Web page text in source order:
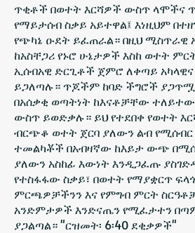
ጥቂቶች በወተት እርሻዎች ውስጥ ላሞችና
የማይታሰብ ስቃይ አይተዋል፤ እነዚህም
የጭካኔ ዑደት ይፈጠራል። በዚህ ሚስጥራዊ
ከአስቸጋሪ የኑሮ ሁኔታዎች እስከ ወተት
ኢሰብአዊ ድርጊቶች ጀምሮ ለቀጣይ
ይጋለጣሉ። ጥጆችም ከባድ ችግሮች
በአሰቃቂ ወጣትነት ከእናቶቻቸው
ውስጥ ይወድቃሉ። ይህ የተደበቀ የወተት
ብርጭቆ ወተት ጀርባ ያለውን ልብ የሚሰብር
ተመልካቾች በአብዛኛው ከእይታ ውጭ
ያለውን አስከፊ እውነት እንዲጋፈጡ
የተስፋፋው ስቃይ፣ በወተት የማያቋርጥ
ምርጫዎቻችንን እና የምግብ ምርት
አንድምታዎች እንድናጤን የሚፈታተን
ያጋልጣል። "ርዝመት፡ 6፡40 ደቂቃዎች"